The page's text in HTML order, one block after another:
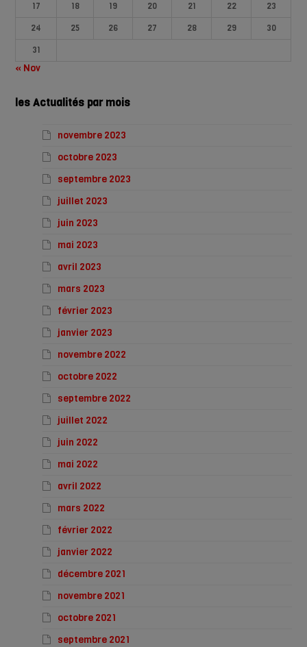
17 18 19 20 21 22
23
24
25 26 27 28 29
30
31
« Nov
les Actualités par mois
novembre 2023
octobre 2023
septembre 2023
juillet 2023
juin 2023
mai 2023
avril 2023
mars 2023
février 2023
janvier 2023
novembre 2022
octobre 2022
septembre 2022
juillet 2022
juin 2022
mai 2022
avril 2022
mars 2022
février 2022
janvier 2022
décembre 2021
novembre 2021
octobre 2021
septembre 2021